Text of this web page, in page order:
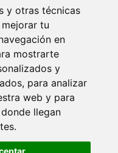
y otras técnicas
tu
en
mostrarte
y
para analizar
web y para
llegan
ACEPTADOS
🍪